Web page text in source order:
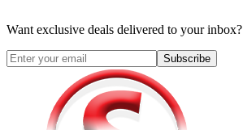
Want exclusive deals delivered to your inbox?
Subscribe